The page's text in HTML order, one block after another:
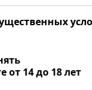
от 14 до 18 лет